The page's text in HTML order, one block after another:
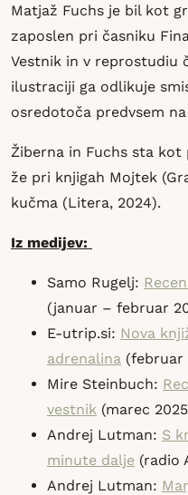
Matjaž Fuchs je bil kot
zaposlen pri časniku
Vestnik in v reprostudiu
ilustraciji ga odlikuje
osredotoča predvsem
Žiberna in Fuchs sta
že pri knjigah Mojtek
kučma (Litera, 2024).
Iz medijev:
Samo Rugelj:
(januar – februar
E-utrip.si: Nova
adrenalina (februar
Mire Steinbuch:
vestnik (marec
Andrej Lutman: S
minute dalje (radio
Andrej Lutman: